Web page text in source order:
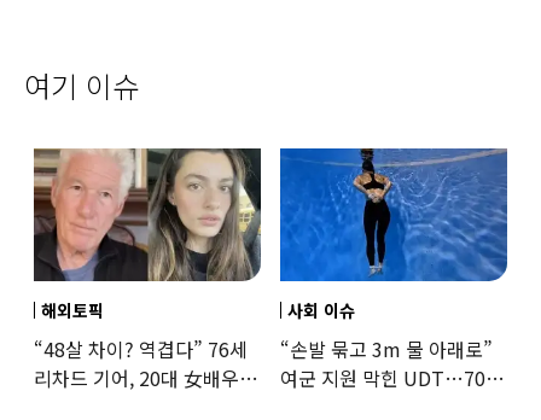
여기 이슈
해외토픽
“48살 차이? 역겹다” 76세
리차드 기어, 20대 女배우와
사회 이슈
“손발 묶고 3m 물 아래로”
여군 지원 막힌 UDT…707